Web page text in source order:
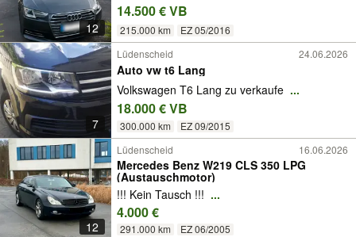
12
14.500 € VB
215.000 km EZ 05/2016
7
Lüdenscheid 24.06.2026
Auto vw t6 Lang
Volkswagen T6 Lang zu verkaufe ...
18.000 € VB
300.000 km EZ 09/2015
12
Lüdenscheid 16.06.2026
Mercedes Benz W219 CLS 350 LPG
(Austauschmotor)
!!! Kein Tausch !!! ...
4.000 €
291.000 km EZ 06/2005